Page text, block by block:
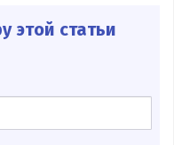
этой статьи